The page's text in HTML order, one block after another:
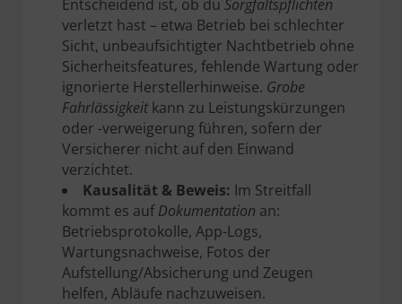
Entscheidend ist, ob du Sorgfaltspflichten
verletzt hast – etwa Betrieb bei schlechter
Sicht, unbeaufsichtigter Nachtbetrieb ohne
Sicherheitsfeatures, fehlende Wartung oder
ignorierte Herstellerhinweise. Grobe
Fahrlässigkeitkann zu Leistungskürzungen
oder -verweigerung führen, sofern der
Versicherer nicht auf den Einwand
verzichtet.
Kausalität & Beweis: Im Streitfall
kommt es aufDokumentation an:
Betriebsprotokolle, App-Logs,
Wartungsnachweise, Fotos der
Aufstellung/Absicherung und Zeugen
helfen, Abläufe nachzuweisen.